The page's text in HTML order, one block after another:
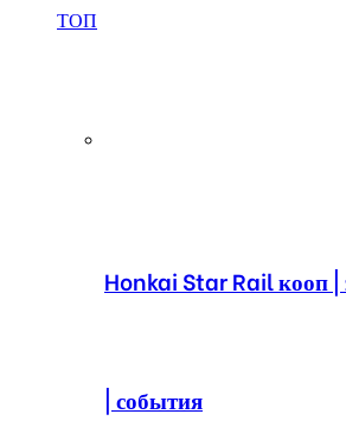
ТОП
Honkai Star Rail кооп |
| события